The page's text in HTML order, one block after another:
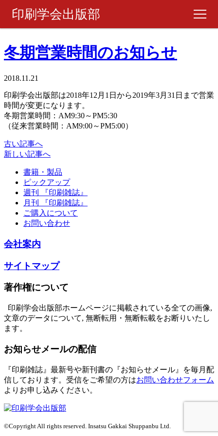
印刷学会出版部
週刊 『印刷雑誌』
月刊 『印刷雑誌』
ご購入について
お問い合わせ
冬期営業時間のお知らせ
2018.11.21
印刷学会出版部は2018年12月1日から2019年3月31日まで営業
時間が変更になります。
冬期営業時間：AM9:30～PM5:30
（従来営業時間：AM9:00～PM5:00）
古い記事へ
新しい記事へ
書籍・製品
ピックアップ
週刊 『印刷雑誌』
月刊 『印刷雑誌』
ご購入について
お問い合わせ
会社案内
サイトマップ
著作権について
印刷学会出版部ホームページに掲載されている全ての画像,
文章のデータについて, 無断転用・無断転載をお断りいたし
ます。
お知らせメールの配信
『印刷雑誌』最新号や新刊書の『お知らせメール』を毎月配
信しております。 受信をご希望の方はお問い合わせフォーム
よりお申し込みください。
©Copyright All rights reserved. Insatsu Gakkai Shuppanbu Ltd.